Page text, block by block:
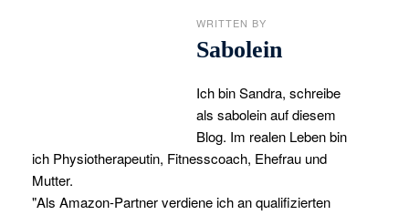
WRITTEN BY
Sabolein
Ich bin Sandra, schreibe
als sabolein auf diesem
Blog. Im realen Leben bin
ich Physiotherapeutin, Fitnesscoach, Ehefrau und
Mutter.
"Als Amazon-Partner verdiene ich an qualifizierten